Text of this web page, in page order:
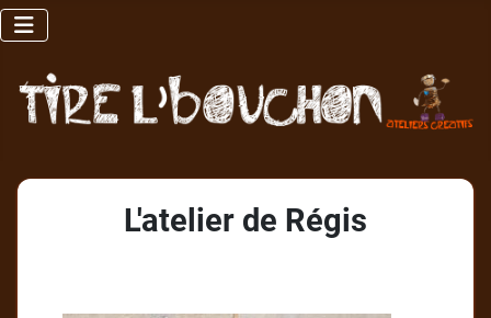
L'atelier de Régis